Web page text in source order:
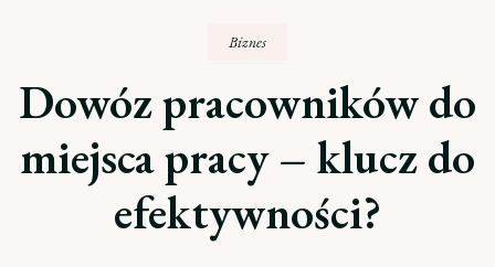
Biznes
Dowóz pracowników do
miejsca pracy – klucz do
efektywności?